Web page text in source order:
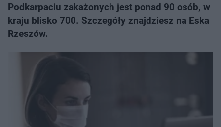
Podkarpaciu zakażonych jest ponad 90 osób, w
kraju blisko 700. Szczegóły znajdziesz na Eska
Rzeszów.